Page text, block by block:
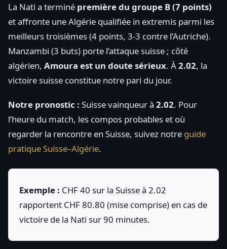
La Nati a terminé première du groupe B (7 points)
et affronte une Algérie qualifiée in extremis parmi les
meilleurs troisièmes (4 points, 3-3 contre l’Autriche).
Manzambi (3 buts) porte l’attaque suisse ; côté
algérien, Amoura est un doute sérieux. À2.02, la
victoire suisse constitue notre pari du jour.
Notre pronostic : Suisse vainqueur à 2.02. Pour
l’heure du match, les compos probables et où
regarder la rencontre en Suisse, suivez notre guide
pratique Suisse–Algérie.
Exemple : CHF 40 sur la Suisse à 2.02
rapportent CHF 80.80 (mise comprise) en cas de
victoire de la Nati sur 90 minutes.